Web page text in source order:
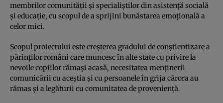
membrilor comunității și specialiștilor din asistență socială
și educație, cu scopul de a sprijini bunăstarea emoțională a
celor mici.
Scopul proiectului este creşterea gradului de conştientizare a
părinţilor români care muncesc în alte state cu privire la
nevoile copiilor rămaşi acasă, necesitatea menţinerii
comunicării cu aceştia şi cu persoanele în grija cărora au
rămas şi a legăturii cu comunitatea de proveniență.